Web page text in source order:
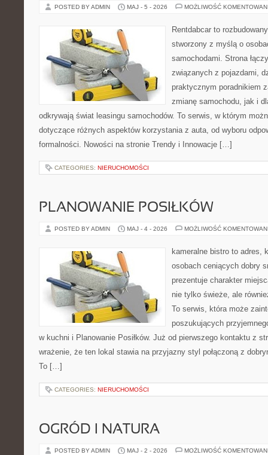
POSTED BY ADMIN MAJ - 5 - 2026 MOŻLIWOŚĆ
Rentdabcar to
stworzony z myślą o
samochodami. Strona
związanych z pojazdami,
praktycznym poradnikiem
zmianę samochodu, jak i
odkrywają świat leasingu samochodów. To serwis, w którym
dotyczące różnych aspektów korzystania z auta, od wyboru
formalności. Nowości na stronie Trendy i Innowacje […]
CATEGORIES: NIERUCHOMOŚCI
PLANOWANIE POSIŁKÓW
POSTED BY ADMIN MAJ - 4 - 2026 MOŻLIWOŚĆ
kameralne bistro to adres,
osobach ceniących dobry
prezentuje charakter
nie tylko świeże, ale
To serwis, która może
poszukujących
w kuchni i Planowanie Posiłków. Już od pierwszego kontaktu z
wrażenie, że ten lokal stawia na przyjazny styl połączoną z
To […]
CATEGORIES: NIERUCHOMOŚCI
OGRÓD I NATURA
POSTED BY ADMIN MAJ - 2 - 2026 MOŻLIWOŚĆ